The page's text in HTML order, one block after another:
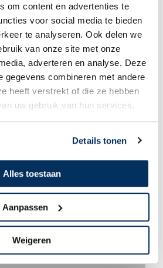
om content en advertenties te
voor social media te bieden
te analyseren. Ook delen we
van onze site met onze
adverteren en analyse. Deze
gegevens combineren met andere
heeft verstrekt of die ze hebben
uw gebruik van hun services.
Details tonen
Alles toestaan
Aanpassen
Weigeren
Rodenburg